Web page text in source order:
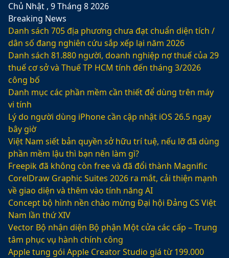
Chủ Nhật , 9 Tháng 8 2026
Breaking News
Danh sách 705 địa phương chưa đạt chuẩn diện tích /
dân số đang nghiên cứu sắp xếp lại năm 2026
Danh sách 81.880‬ người, doanh nghiệp nợ thuế của 29
thuế cơ sở và Thuế TP HCM tính đến tháng 3/2026
công bố
Danh mục các phần mềm cần thiết để dùng trên máy
vi tính
Lý do người dùng iPhone cần cập nhật iOS 26.5 ngay
bây giờ
Việt Nam siết bản quyền sở hữu trí tuệ, nếu lỡ đã dùng
phần mềm lậu thì bạn nên làm gì?
Freepik đã không còn free và đã đổi thành Magnific
CorelDraw Graphic Suites 2026 ra mắt, cải thiện mạnh
về giao diện và thêm vào tính năng AI
Concept bộ hình nền chào mừng Đại hội Đảng CS Việt
Nam lần thứ XIV
Vector Bộ nhận diện Bộ phận Một cửa các cấp – Trung
tâm phục vụ hành chính công
Apple tung gói Apple Creator Studio giá từ 199.000